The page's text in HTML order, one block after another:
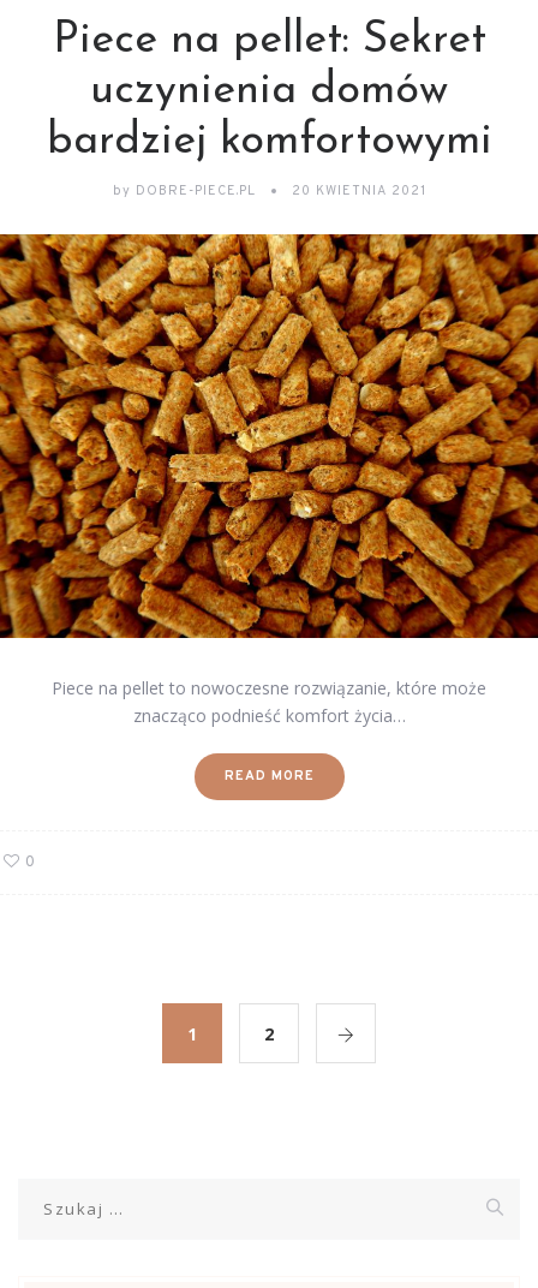
Piece na pellet: Sekret
uczynienia domów
bardziej komfortowymi
by DOBRE-PIECE.PL 20 KWIETNIA 2021
Piece na pellet to nowoczesne rozwiązanie, które może
znacząco podnieść komfort życia…
READ MORE
0
1 2